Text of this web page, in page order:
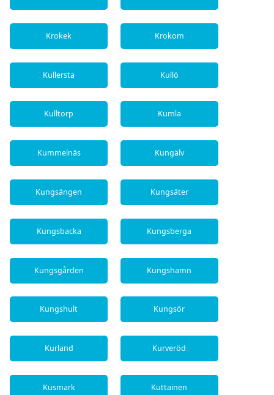
Krokek Krokom
Kullersta Kullö
Kulltorp Kumla
Kummelnäs Kungälv
Kungsängen Kungsäter
Kungsbacka Kungsberga
Kungsgården Kungshamn
Kungshult Kungsör
Kurland Kurveröd
Kusmark Kuttainen